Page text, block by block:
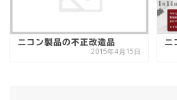
ニコン製品の不正改造品
2015年4月15日
ニ